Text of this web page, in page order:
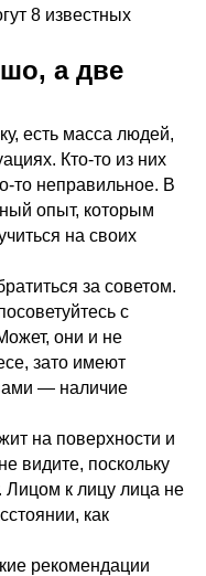
8 известных
а две
есть масса людей,
Кто-то из них
то неправильное. В
опыт, которым
на своих
за советом.
с
они и не
зато имеют
— наличие
на поверхности и
видите, поскольку
к лицу лица не
как
рекомендации